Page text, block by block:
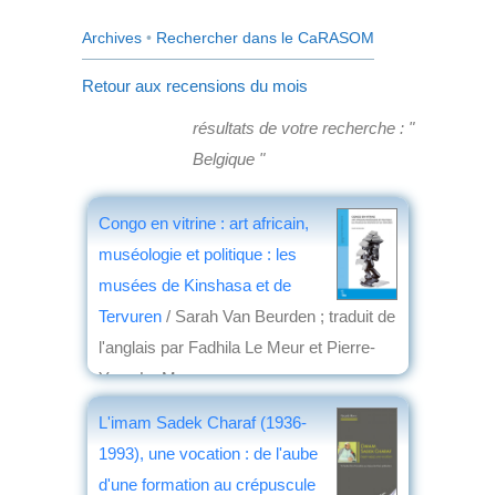
Archives • Rechercher dans le CaRASOM
Retour aux recensions du mois
résultats de votre recherche : "
Belgique "
Congo en vitrine : art africain,
muséologie et politique : les
musées de Kinshasa et de
Tervuren / Sarah Van Beurden ; traduit de
l'anglais par Fadhila Le Meur et Pierre-
Yves Le Meur
L'imam Sadek Charaf (1936-
1993), une vocation : de l'aube
d'une formation au crépuscule